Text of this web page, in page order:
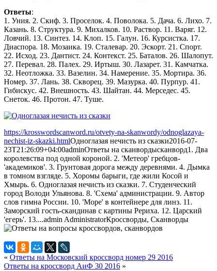
Ответы:
1. Уния. 2. Скиф. 3. Проселок. 4. Поволока. 5. Дача. 6. Лихо. 7.
Казань. 8. Структура. 9. Михалков. 10. Раствор. 11. Варяг. 12.
Ловчий. 13. Синтез. 14. Клоп. 15. Галун. 16. Курсистка. 17.
Диаспора. 18. Мозаика. 19. Сталевар. 20. Эскорт. 21. Спорт.
22. Исход. 23. Дантист. 24. Контекст. 25. Баталов. 26. Шалопут.
27. Перевал. 28. Палех. 29. Иртыш. 30. Лазарет. 31. Камчатка.
32. Неотложка. 33. Вазелин. 34. Намерение. 35. Мортира. 36.
Номер. 37. Лань. 38. Скворец. 39. Мазурка. 40. Пурпур. 41.
Гибискус. 42. Внешность. 43. Шайтан. 44. Мерседес. 45.
Снеток. 46. Протон. 47. Туше.
https://krosswordscanword.ru/otvety-na-skanwordy/odnoglazaya-
nechist-iz-skazki.htmlОдноглазая нечисть из сказки2016-07-
23T21:26:09+04:00adminОтветы на сканвордысканворд1. Два
королевства под одной короной. 2. 'Метеор' гребцов-
'академиков'. 3. Грунтовая дорога между деревнями. 4. Дымка
в томном взгляде. 5. Хоромы барыги, где жили Косой и
Хмырь. 6. Одноглазая нечисть из сказки. 7. Студенческий
город Володи Ульянова. 8. 'Схема' администрации. 9. Автор
слов гимна России. 10. 'Море' в контейнере для линз. 11.
Заморский гость-скандинав с картины Рериха. 12. Царский
'егерь'. 13....admin AdministratorКроссворды, Сканворды
« Ответы на Московский кроссворд номер 29 2016
Ответы на кроссворд АиФ 30 2016 »